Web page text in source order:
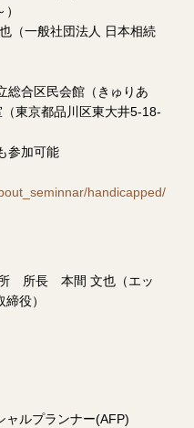
一般社団法人 日本相続
総合区民会館（きゅりあ
東京都品川区東大井5-18-
参加可能
handicapped/
所 所長 本間 文也（エッ
役）
ャルプランナー(AFP)